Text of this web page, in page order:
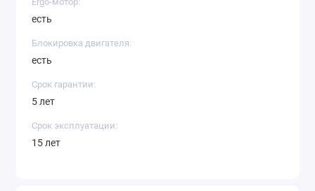
есть
Блокировка двигателя:
есть
Срок гарантии:
5 лет
Срок эксплуатации:
15 лет